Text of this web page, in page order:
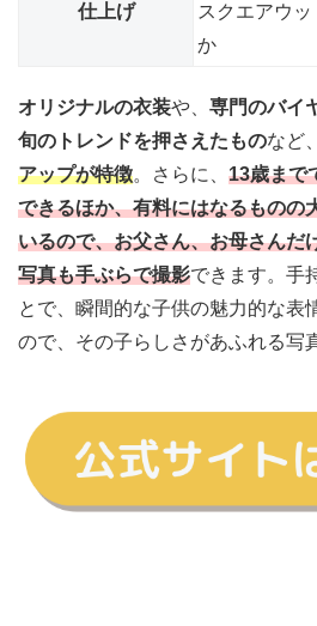
仕上げ
スクエアウ
か
オリジナルの衣装や、 専門のバイ
旬のトレンドを押さえたものなど、
アップが特徴。さらに、 13歳まで
できるほか、有料にはなるものの
いるので、お父さん、お母さんだ
写真も手ぶらで撮影できます。手
とで、瞬間的な子供の魅力的な表
ので、その子らしさがあふれる写